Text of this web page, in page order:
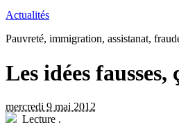
Actualités
Pauvreté, immigration, assistanat,
Les idées
mercredi 9 mai 2012
Lecture .